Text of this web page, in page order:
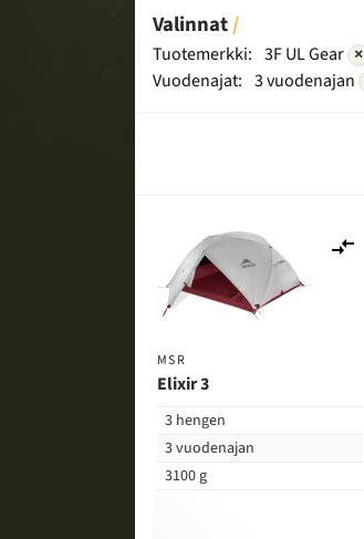
Valinnat
Tuotemerkki: 3F UL Gear ×
Vuodenajat: 3 vuodenajan
MSR
Elixir 3
3 hengen
3 vuodenajan
3100 g